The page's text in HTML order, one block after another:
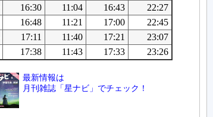
16:30 11:04 16:43
22:27
16:48 11:21 17:00
22:45
17:11 11:40 17:21
23:07
17:38 11:43 17:33 23:26
最新情報は
月刊雑誌「星ナビ」でチェック！